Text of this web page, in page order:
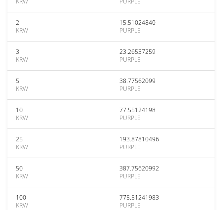
2
KRW
15.51024840
PURPLE
3
KRW
23.26537259
PURPLE
5
KRW
38.77562099
PURPLE
10
KRW
77.55124198
PURPLE
25
KRW
193.87810496
PURPLE
50
KRW
387.75620992
PURPLE
100
KRW
775.51241983
PURPLE